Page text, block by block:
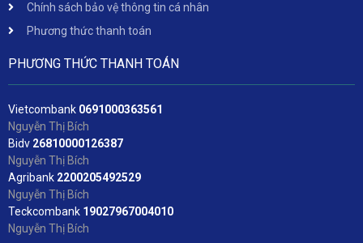
Chính sách bảo vệ thông tin cá nhân
Phương thức thanh toán
PHƯƠNG THỨC THANH TOÁN
Vietcombank 0691000363561
Nguyễn Thị Bích
Bidv 26810000126387
Nguyễn Thị Bích
Agribank 2200205492529
Nguyễn Thị Bích
Teckcombank 19027967004010
Nguyễn Thị Bích